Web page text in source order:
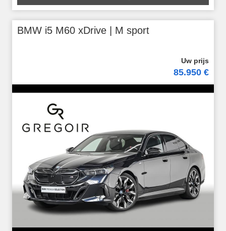
BMW i5 M60 xDrive | M sport
85.950 €